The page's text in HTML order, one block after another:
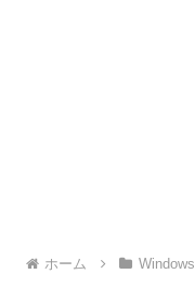
ホーム Windows